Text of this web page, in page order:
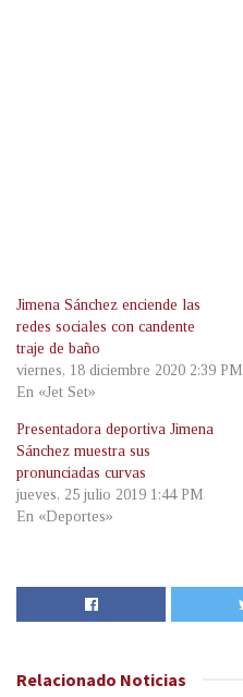
Jimena Sánchez enciende las
redes sociales con candente
traje de baño
viernes, 18 diciembre 2020 2:39 PM
En «Jet Set»
Presentadora deportiva Jimena
Sánchez muestra sus
pronunciadas curvas
jueves, 25 julio 2019 1:44 PM
En «Deportes»
Relacionado Noticias